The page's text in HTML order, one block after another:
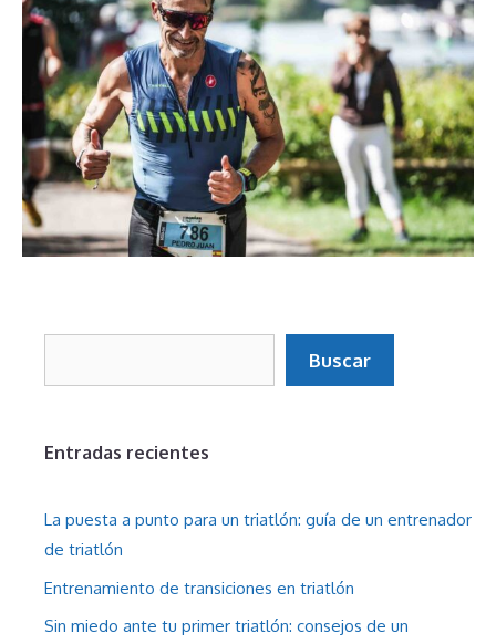
Buscar
Entradas recientes
La puesta a punto para un triatlón: guía de un entrenador
de triatlón
Entrenamiento de transiciones en triatlón
Sin miedo ante tu primer triatlón: consejos de un